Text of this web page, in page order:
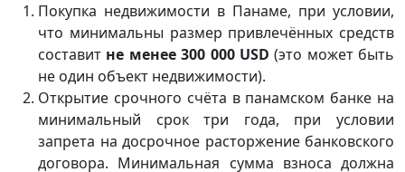
Покупка недвижимости в Панаме, при условии,
что минимальны размер привлечённых средств
составит не менее 300 000 USD (это может быть
не один объект недвижимости).
Открытие срочного счёта в панамском банке на
минимальный срок три года, при условии
запрета на досрочное расторжение банковского
договора. Минимальная сумма взноса должна